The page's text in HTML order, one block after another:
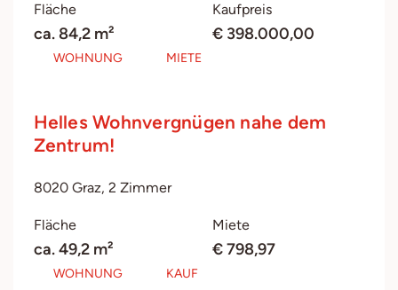
Fläche
ca. 84,2 m²
Kaufpreis
€ 398.000,00
WOHNUNG MIETE
Helles Wohnvergnügen nahe dem
Zentrum!
8020 Graz, 2 Zimmer
Fläche
ca. 49,2 m²
Miete
€ 798,97
WOHNUNG KAUF